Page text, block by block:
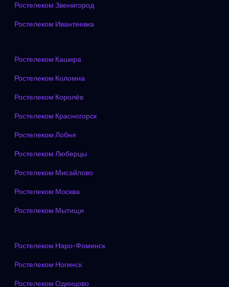
Ростелеком Звенигород
Ростелеком Ивантеевка
Ростелеком Кашира
Ростелеком Коломна
Ростелеком Королёв
Ростелеком Красногорск
Ростелеком Лобня
Ростелеком Люберцы
Ростелеком Мисайлово
Ростелеком Москва
Ростелеком Мытищи
Ростелеком Наро-Фоминск
Ростелеком Ногинск
Ростелеком Одинцово